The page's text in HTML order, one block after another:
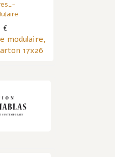
€
modulaire,
17x26